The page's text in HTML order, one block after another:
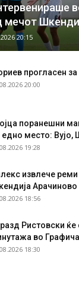
мечот
20:15
прогласен за
20:00
поранешни
едно место: Вујо,
19:28
извлече реми
18:56
Ристовски
во
18:30